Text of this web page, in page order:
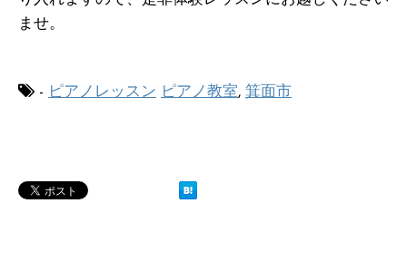
ませ。
- ピアノレッスン ピアノ教室, 箕面市